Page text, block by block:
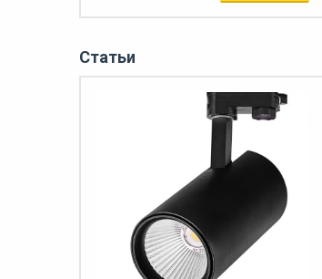
Статьи